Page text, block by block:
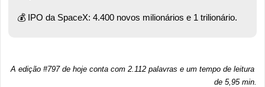
💰 IPO da SpaceX: 4.400 novos milionários e 1 trilionário.
A edição #797 de hoje conta com 2.112 palavras e um tempo de leitura
de 5,95 min.